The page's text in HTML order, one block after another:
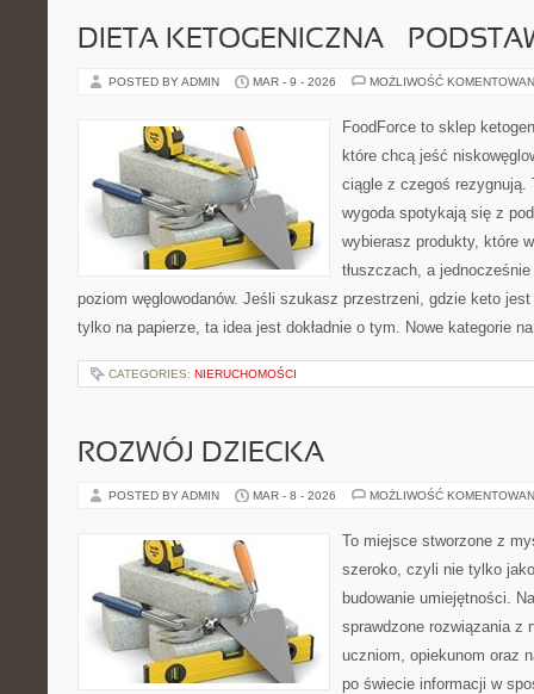
DIETA KETOGENICZNA –
POSTED BY ADMIN MAR - 9 - 2026 MOŻLIWOŚĆ
FoodForce to sklep
które chcą jeść
ciągle z czegoś rezygnują.
wygoda spotykają się z
wybierasz produkty, które
tłuszczach, a
poziom węglowodanów. Jeśli szukasz przestrzeni, gdzie keto
tylko na papierze, ta idea jest dokładnie o tym. Nowe kategorie
CATEGORIES: NIERUCHOMOŚCI
ROZWÓJ DZIECKA
POSTED BY ADMIN MAR - 8 - 2026 MOŻLIWOŚĆ
To miejsce stworzone z
szeroko, czyli nie tylko
budowanie umiejętności.
sprawdzone rozwiązania z
uczniom, opiekunom oraz
po świecie informacji w